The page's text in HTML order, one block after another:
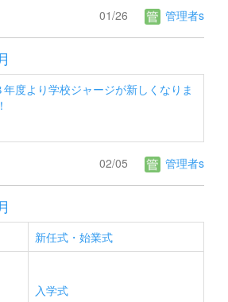
01/26 管理者s
年度より学校ジャージが新しくなりま
02/05 管理者s
新任式・始業式
入学式